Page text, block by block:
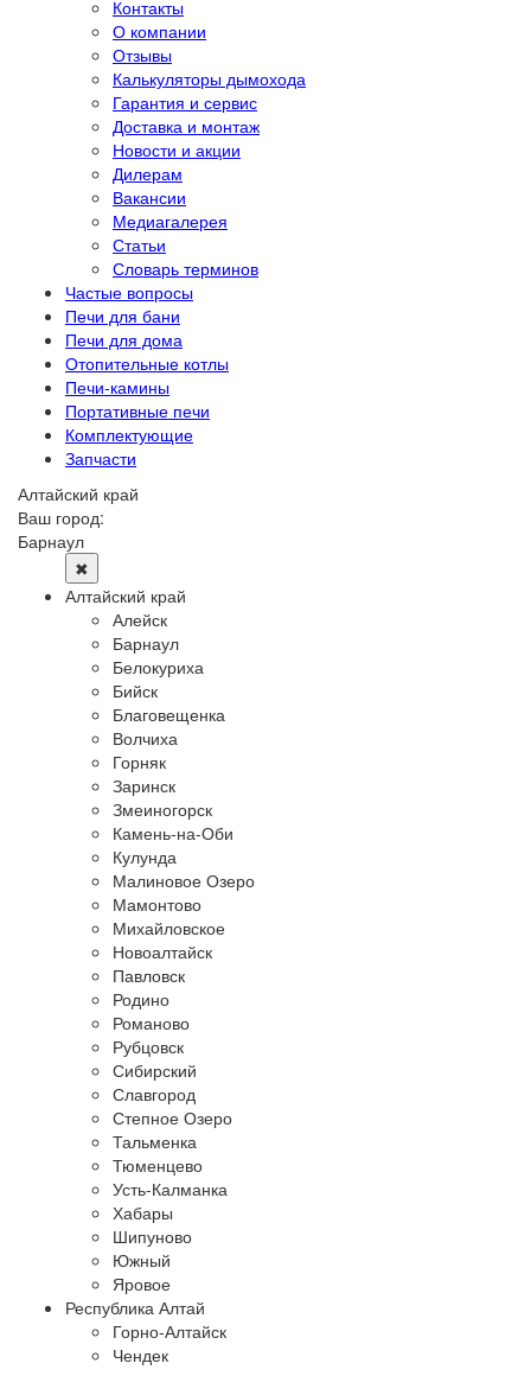
Контакты
О компании
Отзывы
Калькуляторы дымохода
Гарантия и сервис
Доставка и монтаж
Новости и акции
Дилерам
Вакансии
Медиагалерея
Статьи
Словарь терминов
Частые вопросы
Печи для бани
Печи для дома
Отопительные котлы
Печи-камины
Портативные печи
Комплектующие
Запчасти
Алтайский край
Ваш город:
Барнаул
✖
Алтайский край
Алейск
Барнаул
Белокуриха
Бийск
Благовещенка
Волчиха
Горняк
Заринск
Змеиногорск
Камень-на-Оби
Кулунда
Малиновое Озеро
Мамонтово
Михайловское
Новоалтайск
Павловск
Родино
Романово
Рубцовск
Сибирский
Славгород
Степное Озеро
Тальменка
Тюменцево
Усть-Калманка
Хабары
Шипуново
Южный
Яровое
Республика Алтай
Горно-Алтайск
Чендек